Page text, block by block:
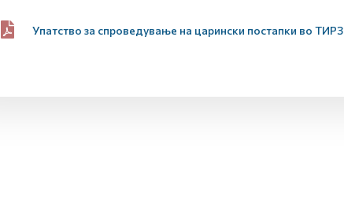
Упатство за спроведување на царински постапки во ТИРЗ